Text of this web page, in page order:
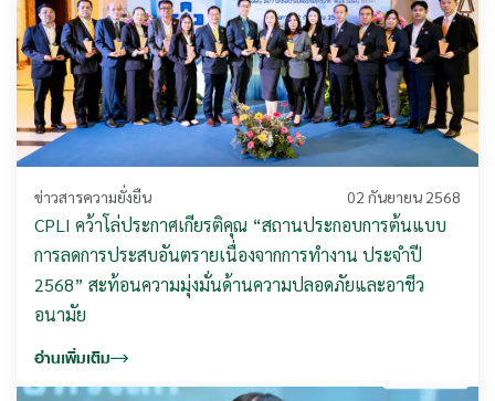
ข่าวสารความยั่งยืน 02 กันยายน 2568
CPLI คว้าโล่ประกาศเกียรติคุณ “สถานประกอบการต้นแบบ
การลดการประสบอันตรายเนื่องจากการทำงาน ประจำปี
2568” สะท้อนความมุ่งมั่นด้านความปลอดภัยและอาชีว
อนามัย
อ่านเพิ่มเติม